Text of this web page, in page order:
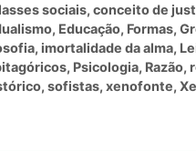
sociais, conceito de
, Educação, Formas,
, imortalidade da alma,
, Psicologia, Razão,
, sofistas, xenofonte,